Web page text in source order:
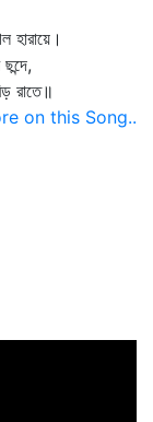
হারায়ে।
রাতে॥
on this Song..